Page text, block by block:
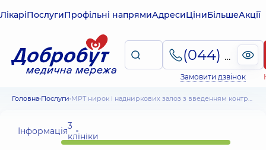
ЛікаріПослугиПрофільні напрямиАдресиЦіниБільшеАкції
(044) 495-2-888
Замовити дзвінок
Головна Послуги МРТ нирок і надниркових залоз з введенням контрасту
Інформація3
клініки